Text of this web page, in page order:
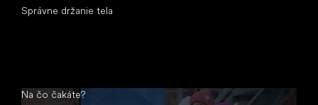
Správne držanie tela
Na čo čakáte?